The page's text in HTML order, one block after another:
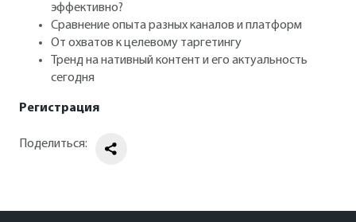
эффективно?
Сравнение опыта разных каналов и платформ
От охватов к целевому таргетингу
Тренд на нативный контент и его актуальность
сегодня
Регистрация
Поделиться: